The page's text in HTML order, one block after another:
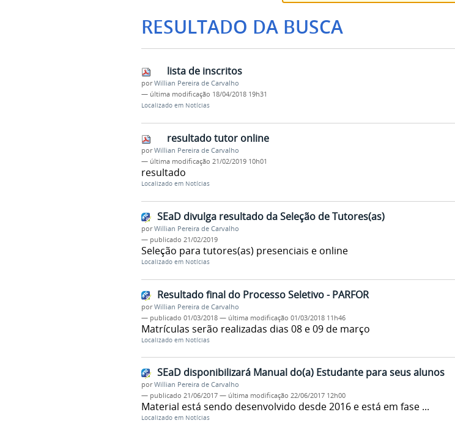
RESULTADO DA BUSCA
lista de inscritos
porWillian Pereira de Carvalho
— última modificação 18/04/2018 19h31
Localizado em Notícias
resultado tutor online
porWillian Pereira de Carvalho
— última modificação 21/02/2019 10h01
resultado
Localizado em Notícias
SEaD divulga resultado da Seleção de Tutores(as)
porWillian Pereira de Carvalho
— publicado 21/02/2019
Seleção para tutores(as) presenciais e online
Localizado em Notícias
Resultado final do Processo Seletivo - PARFOR
porWillian Pereira de Carvalho
— publicado 01/03/2018 — última modificação 01/03/2018 11h46
Matrículas serão realizadas dias 08 e 09 de março
Localizado em Notícias
SEaD disponibilizará Manual do(a) Estudante para seus alunos
porWillian Pereira de Carvalho
— publicado 21/06/2017 — última modificação 22/06/2017 12h00
Material está sendo desenvolvido desde 2016 e está em fase ...
Localizado em Notícias